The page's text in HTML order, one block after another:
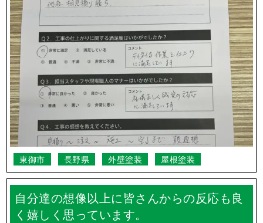
東御市 長野県 外壁塗装 屋根塗装
自分達の想像以上に皆さんからの反応も良
く嬉しく思っています。